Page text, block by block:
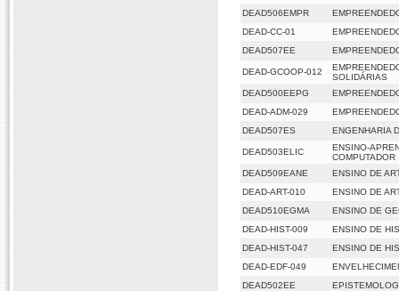
DEAD506EMPR
DEAD-CC-01
DEAD507EE
DEAD-GCOOP-012
SOLIDÁRIAS
DEAD500EEPG
DEAD-ADM-029
DEAD507ES
ENGENHARIA
DEAD503ELIC
ENSINO-
COMPUTADOR
DEAD509EANE
ENSINO DE
DEAD-ART-010
ENSINO DE
DEAD510EGMA
ENSINO DE
DEAD-HIST-009
ENSINO DE
DEAD-HIST-047
ENSINO DE
DEAD-EDF-049
DEAD502EE